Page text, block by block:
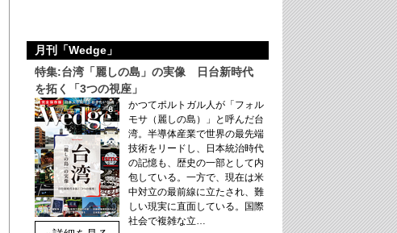
月刊「Wedge」
特集:台湾「麗しの島」の実像 日台新時代
を拓く「3つの視座」
かつてポルトガル人が「フォル
モサ（麗しの島）」と呼んだ台
湾。半導体産業で世界の最先端
技術をリードし、日本統治時代
の記憶も、歴史の一部として内
包している。一方で、現在は米
中対立の最前線に立たされ、難
しい現実に直面している。国際
社会で複雑な立…